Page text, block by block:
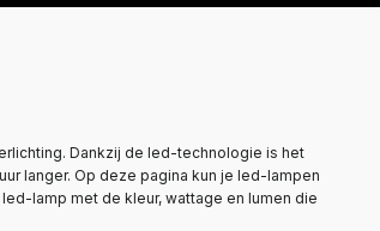
Dankzij de led-technologie is het
langer. Op deze pagina kun je led-lampen
lamp met de kleur, wattage en lumen die